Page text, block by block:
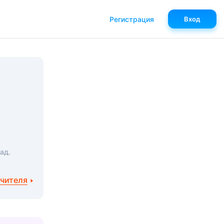
Регистрация Вход